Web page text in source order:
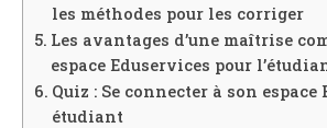
les méthodes pour les corriger
Les avantages d’une maîtrise
espace Eduservices pour
Quiz : Se connecter à son espace
étudiant